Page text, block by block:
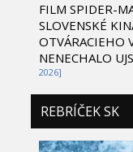
FILM SPIDER-
SLOVENSKÉ
OTVÁRACIEHO
NENECHALO
2026]
REBRÍČEK SK